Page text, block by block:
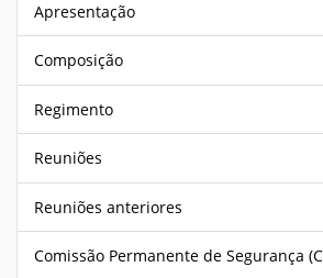
Apresentação
Composição
Regimento
Reuniões
Reuniões anteriores
Comissão Permanente de Segurança